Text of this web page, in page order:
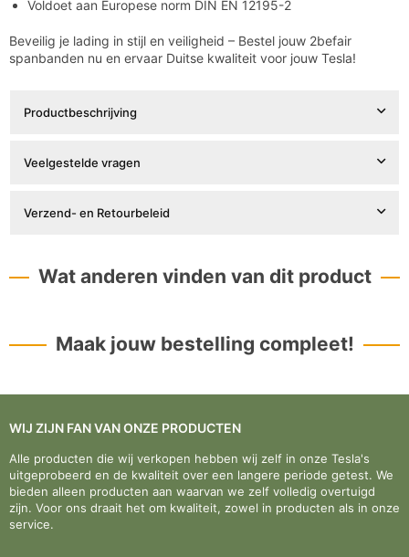
Voldoet aan Europese norm DIN EN 12195-2
Beveilig je lading in stijl en veiligheid – Bestel jouw 2befair
spanbanden nu en ervaar Duitse kwaliteit voor jouw Tesla!
Productbeschrijving
Veelgestelde vragen
Verzend- en Retourbeleid
Wat anderen vinden van dit product
Maak jouw bestelling compleet!
WIJ ZIJN FAN VAN ONZE PRODUCTEN
Alle producten die wij verkopen hebben wij zelf in onze Tesla's
uitgeprobeerd en de kwaliteit over een langere periode getest. We
bieden alleen producten aan waarvan we zelf volledig overtuigd
zijn. Voor ons draait het om kwaliteit, zowel in producten als in onze
service.